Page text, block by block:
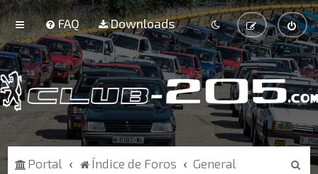
FAQ Downloads
Portal Índice de Foros General
B